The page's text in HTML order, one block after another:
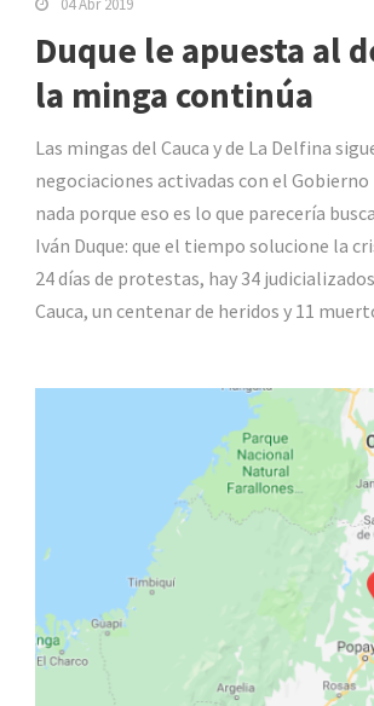
Duque le apuesta al
la minga continúa
Las mingas del Cauca y de La Delfina
negociaciones activadas con el
nada porque eso es lo que parecería
Iván Duque: que el tiempo solucione la
24 días de protestas, hay 34
Cauca, un centenar de heridos y 11